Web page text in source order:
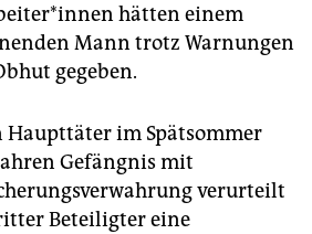
hätten einem
Mann trotz Warnungen
gegeben.
Haupttäter im Spätsommer
Gefängnis mit
verurteilt
Beteiligter eine